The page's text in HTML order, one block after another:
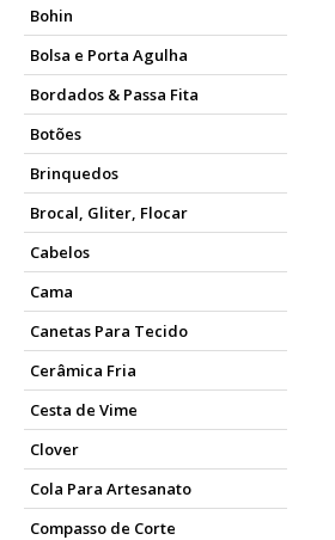
Bohin
Bolsa e Porta Agulha
Bordados & Passa Fita
Botões
Brinquedos
Brocal, Gliter, Flocar
Cabelos
Cama
Canetas Para Tecido
Cerâmica Fria
Cesta de Vime
Clover
Cola Para Artesanato
Compasso de Corte